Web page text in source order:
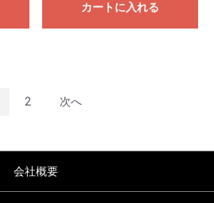
カートに入れる
2 次へ
会社概要